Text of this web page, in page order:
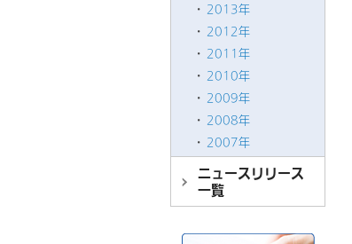
2013年
2012年
2011年
2010年
2009年
2008年
2007年
ニュースリリース
一覧